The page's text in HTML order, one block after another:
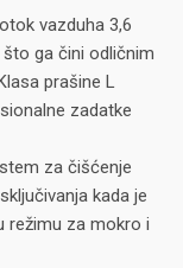
vazduha 3,6
ga čini odličnim
prašine L
zadatke
za čišćenje
kada je
režimu za mokro i